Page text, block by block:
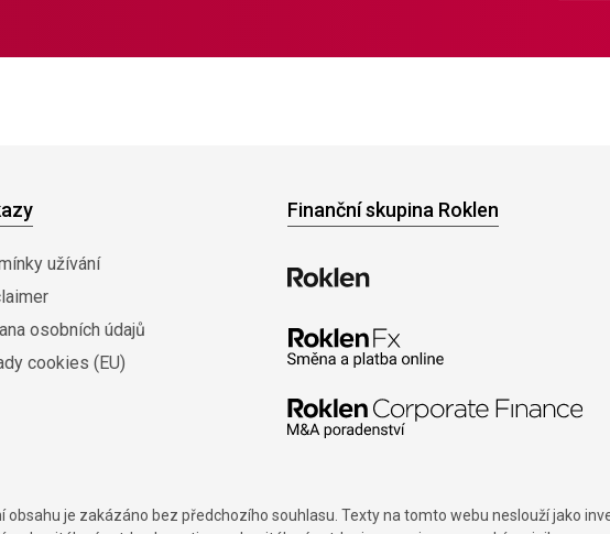
užívání
osobních údajů
cookies (EU)
Finanční skupina Roklen
obsahu je zakázáno bez předchozího souhlasu. Texty na tomto webu neslouží jako